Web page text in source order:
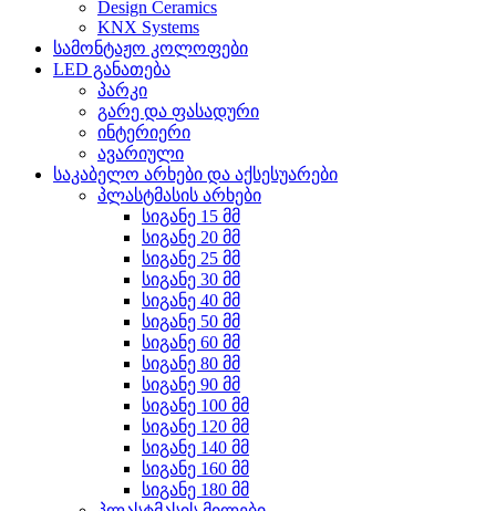
Design Ceramics
KNX Systems
სამონტაჟო კოლოფები
LED განათება
პარკი
გარე და ფასადური
ინტერიერი
ავარიული
საკაბელო არხები და აქსესუარები
პლასტმასის არხები
სიგანე 15 მმ
სიგანე 20 მმ
სიგანე 25 მმ
სიგანე 30 მმ
სიგანე 40 მმ
სიგანე 50 მმ
სიგანე 60 მმ
სიგანე 80 მმ
სიგანე 90 მმ
სიგანე 100 მმ
სიგანე 120 მმ
სიგანე 140 მმ
სიგანე 160 მმ
სიგანე 180 მმ